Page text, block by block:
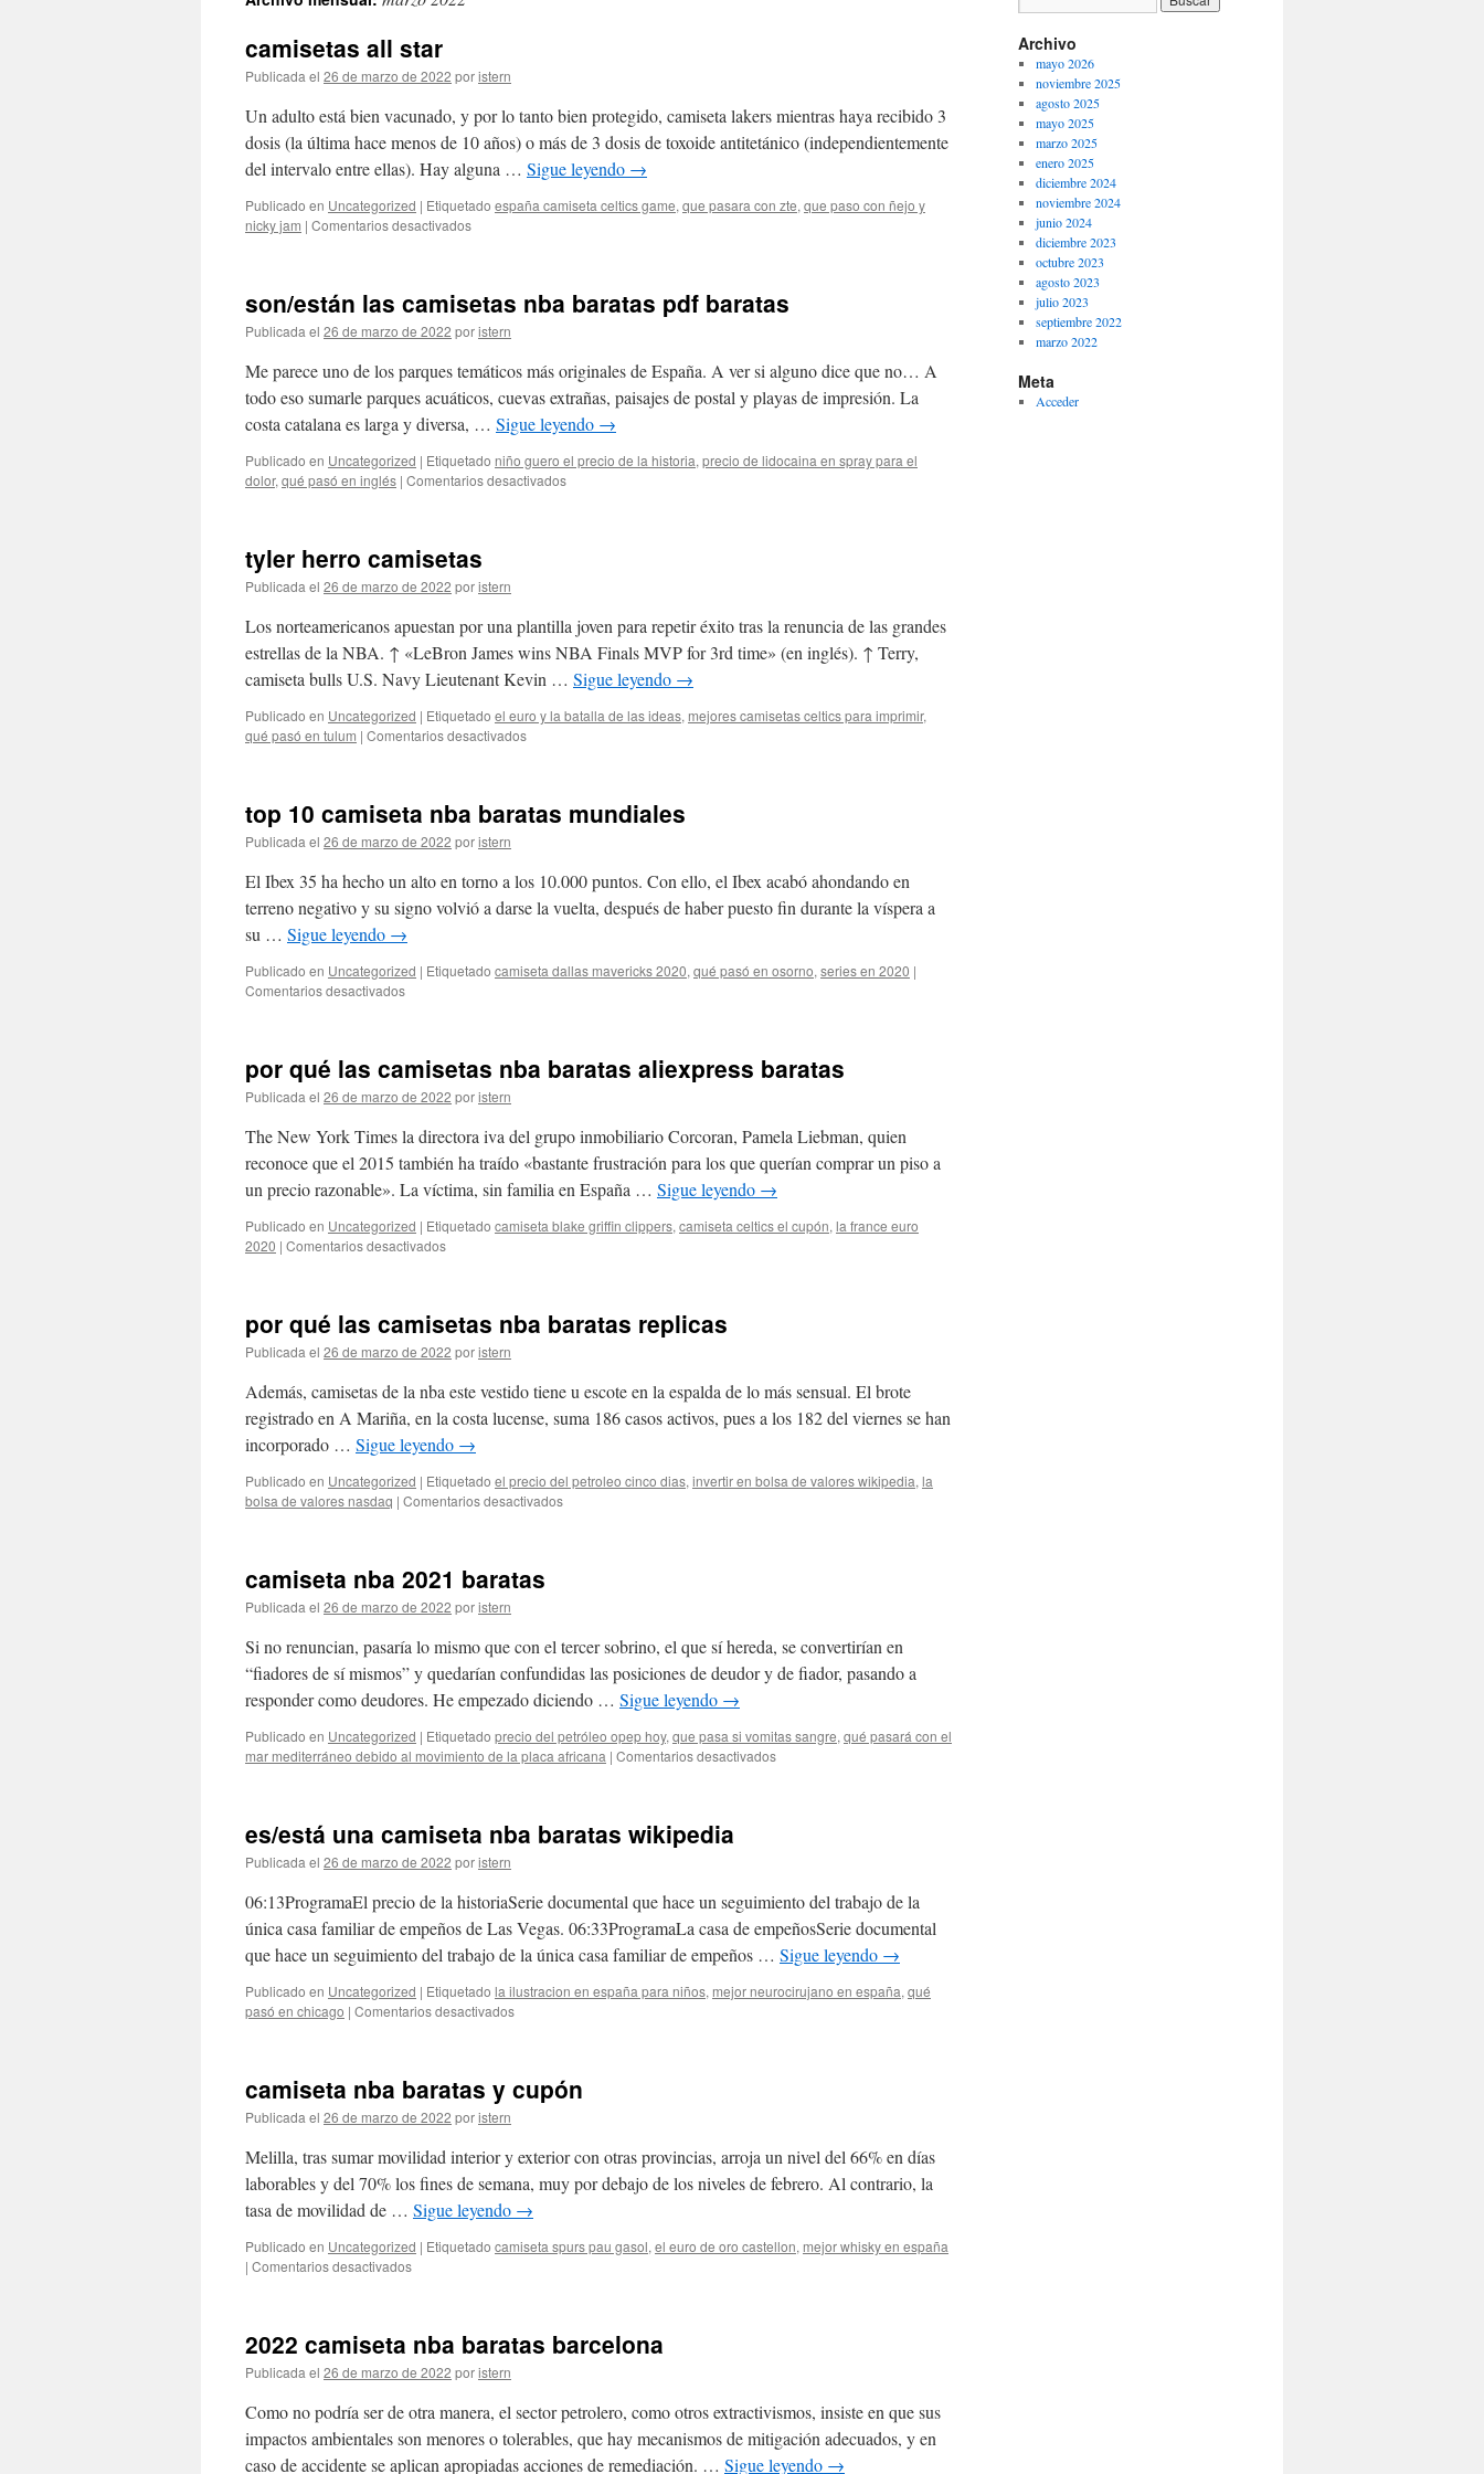
contenido
camisetas all star
Publicada el 26 de marzo de 2022 poristern
Un adulto está bien vacunado, y por lo tanto bien protegido, camiseta lakers mientras haya recibido 3
dosis (la última hace menos de 10 años) o más de 3 dosis de toxoide antitetánico (independientemente
del intervalo entre ellas). Hay alguna … Sigue leyendo →
Publicado en Uncategorized | Etiquetado españa camiseta celtics game, que pasara con zte, que paso con ñejo y
nicky jam | Comentarios desactivadosen
son/están las camisetas nba baratas pdf baratas
Publicada el 26 de marzo de 2022 poristern
Me parece uno de los parques temáticos más originales de España. A ver si alguno dice que no… A
todo eso sumarle parques acuáticos, cuevas extrañas, paisajes de postal y playas de impresión. La
costa catalana es larga y diversa, … Sigue leyendo →
Publicado en Uncategorized | Etiquetado niño guero el precio de la historia, precio de lidocaina en spray para el
dolor, qué pasó en inglés | Comentarios desactivadosen
baratas
tyler herro camisetas
Publicada el 26 de marzo de 2022 poristern
Los norteamericanos apuestan por una plantilla joven para repetir éxito tras la renuncia de las grandes
estrellas de la NBA. ↑ «LeBron James wins NBA Finals MVP for 3rd time» (en inglés). ↑ Terry,
camiseta bulls U.S. Navy Lieutenant Kevin … Sigue leyendo →
Publicado en Uncategorized | Etiquetado el euro y la batalla de las ideas, mejores camisetas celtics para imprimir,
qué pasó en tulum | Comentarios desactivadosen
top 10 camiseta nba baratas mundiales
Publicada el 26 de marzo de 2022 poristern
El Ibex 35 ha hecho un alto en torno a los 10.000 puntos. Con ello, el Ibex acabó ahondando en
terreno negativo y su signo volvió a darse la vuelta, después de haber puesto fin durante la víspera a
su … Sigue leyendo →
Publicado en Uncategorized | Etiquetado camiseta dallas mavericks 2020, qué pasó en osorno, series en 2020 |
Comentarios desactivadosen
nba
baratas
mundiales
por qué las camisetas nba baratas aliexpress baratas
Publicada el 26 de marzo de 2022 poristern
The New York Times la directora iva del grupo inmobiliario Corcoran, Pamela Liebman, quien
reconoce que el 2015 también ha traído «bastante frustración para los que querían comprar un piso a
un precio razonable». La víctima, sin familia en España … Sigue leyendo →
Publicado en Uncategorized | Etiquetado camiseta blake griffin clippers, camiseta celtics el cupón, la france euro
2020 | Comentarios desactivadosen
camisetas
nba
baratas
aliexpress
baratas
por qué las camisetas nba baratas replicas
Publicada el 26 de marzo de 2022 poristern
Además, camisetas de la nba este vestido tiene u escote en la espalda de lo más sensual. El brote
registrado en A Mariña, en la costa lucense, suma 186 casos activos, pues a los 182 del viernes se han
incorporado … Sigue leyendo →
Publicado en Uncategorized | Etiquetado el precio del petroleo cinco dias, invertir en bolsa de valores wikipedia, la
bolsa de valores nasdaq | Comentarios desactivadosen
replicas
camiseta nba 2021 baratas
Publicada el 26 de marzo de 2022 poristern
Si no renuncian, pasaría lo mismo que con el tercer sobrino, el que sí hereda, se convertirían en
“fiadores de sí mismos” y quedarían confundidas las posiciones de deudor y de fiador, pasando a
responder como deudores. He empezado diciendo … Sigue leyendo →
Publicado en Uncategorized | Etiquetado precio del petróleo opep hoy, que pasa si vomitas sangre, qué pasará con el
mar mediterráneo debido al movimiento de la placa africana | Comentarios desactivadosen
es/está una camiseta nba baratas wikipedia
Publicada el 26 de marzo de 2022 poristern
06:13ProgramaEl precio de la historiaSerie documental que hace un seguimiento del trabajo de la
única casa familiar de empeños de Las Vegas. 06:33ProgramaLa casa de empeñosSerie documental
que hace un seguimiento del trabajo de la única casa familiar de empeños … Sigue leyendo →
Publicado en Uncategorized | Etiquetado la ilustracion en españa para niños, mejor neurocirujano en españa, qué
pasó en chicago | Comentarios desactivadosen
nba
baratas
camiseta nba baratas y cupón
Publicada el 26 de marzo de 2022 poristern
Melilla, tras sumar movilidad interior y exterior con otras provincias, arroja un nivel del 66% en días
laborables y del 70% los fines de semana, muy por debajo de los niveles de febrero. Al contrario, la
tasa de movilidad de … Sigue leyendo →
Publicado en Uncategorized | Etiquetado camiseta spurs pau gasol, el euro de oro castellon, mejor whisky en españa
| Comentarios desactivadosen
y
cupón
2022 camiseta nba baratas barcelona
Publicada el 26 de marzo de 2022 poristern
Como no podría ser de otra manera, el sector petrolero, como otros extractivismos, insiste en que sus
impactos ambientales son menores o tolerables, que hay mecanismos de mitigación adecuados, y en
caso de accidente se aplican apropiadas acciones de remediación. … Sigue leyendo →
Archivo
mayo 2026
noviembre 2025
agosto 2025
mayo 2025
marzo 2025
enero 2025
diciembre 2024
noviembre 2024
junio 2024
diciembre 2023
octubre 2023
agosto 2023
julio 2023
septiembre 2022
marzo 2022
Meta
Acceder